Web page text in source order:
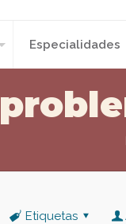
Especialidades
Etiquetas